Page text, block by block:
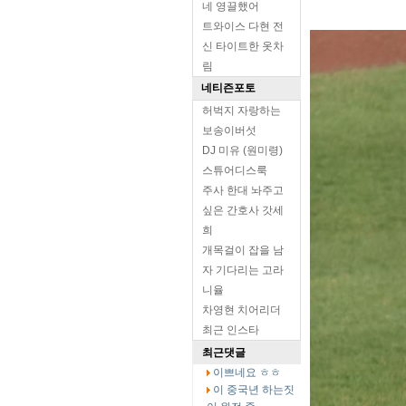
네 영끌했어
트와이스 다현 전
신 타이트한 옷차
림
네티즌포토
허벅지 자랑하는
보송이버섯
DJ 미유 (원미령)
스튜어디스룩
주사 한대 놔주고
싶은 간호사 갓세
희
개목걸이 잡을 남
자 기다리는 고라
니율
차영현 치어리더
최근 인스타
최근댓글
이쁘네요 ㅎㅎ
이 중국년 하는짓